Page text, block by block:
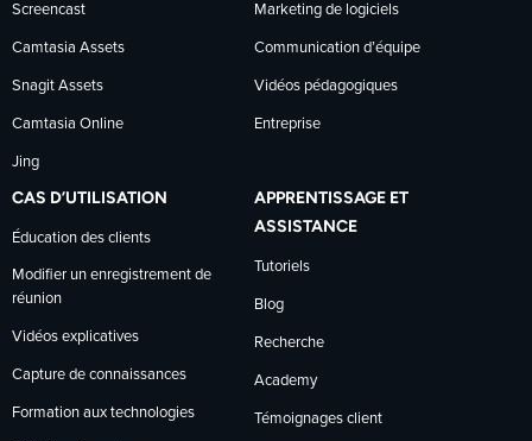
Screencast
Camtasia Assets
Snagit Assets
Camtasia Online
Jing
Marketing de logiciels
Communication d’équipe
Vidéos pédagogiques
Entreprise
CAS D’UTILISATION
Éducation des clients
Modifier un enregistrement de
réunion
Vidéos explicatives
Capture de connaissances
Formation aux technologies
APPRENTISSAGE ET
ASSISTANCE
Tutoriels
Blog
Recherche
Academy
Témoignages client